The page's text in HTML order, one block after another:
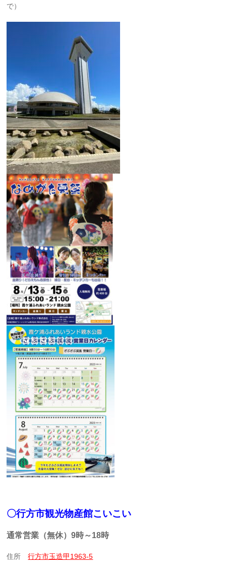
で）
〇行方市観光物産館こいこい
通常営業（無休）9時～18時
住所行方市玉造甲1963-5